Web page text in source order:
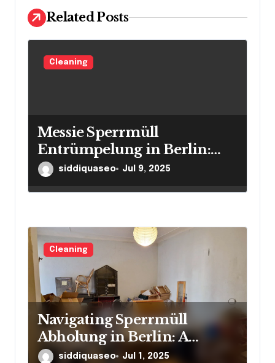
o
nRelated Posts
Cleaning
Messie Sperrmüll
Entrümpelung in Berlin:
Overcoming Clutter
siddiquaseo Jul 9, 2025
Cleaning
Navigating Sperrmüll
Abholung in Berlin: A
Resource for Residents
siddiquaseo Jul 1, 2025